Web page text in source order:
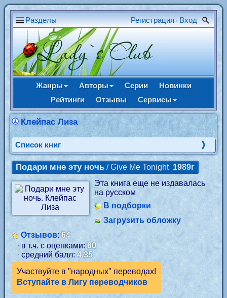
Разделы Регистрация • Вход
Жанры Авторы Серии
Новинки
Рейтинги
Отзывы Сервисы
Клейпас Лиза
Cписок книг
Подари мне эту ночь / Give Me Tonight 1989г
Эта книга еще не издавалась
на русском
В подборки
Загрузить обложку
Отзывов:64
· в т.ч. с оценками:60
· средний балл:4.35
Участвуйте в "народных" переводах!
Вступайте в Лигу переводчиков